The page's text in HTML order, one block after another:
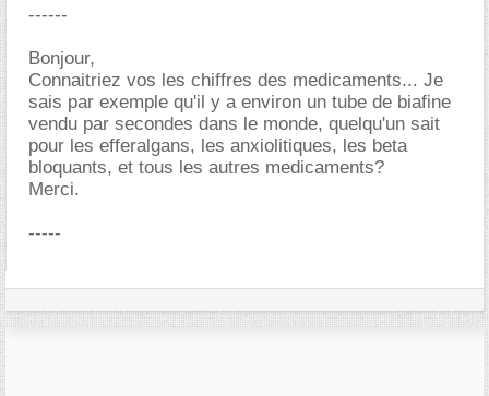
------
Bonjour,
Connaitriez vos les chiffres des medicaments... Je
sais par exemple qu'il y a environ un tube de biafine
vendu par secondes dans le monde, quelqu'un sait
pour les efferalgans, les anxiolitiques, les beta
bloquants, et tous les autres medicaments?
Merci.
-----